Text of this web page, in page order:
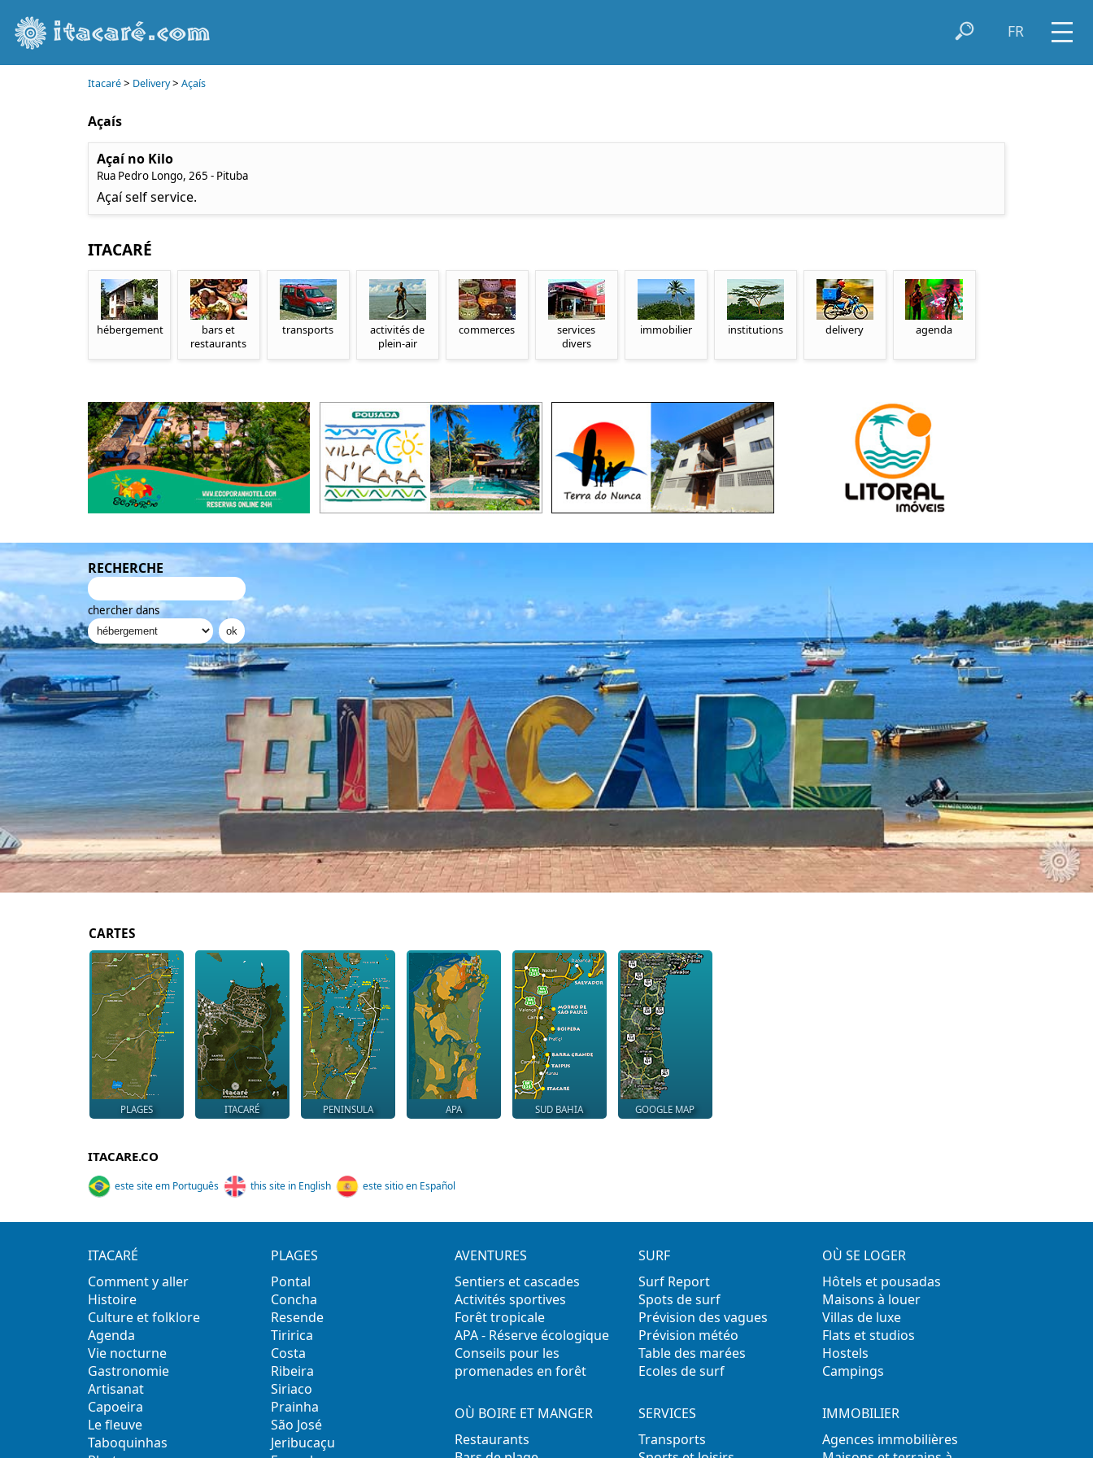
FR
Itacaré> Delivery> Açaís
Açaís
Açaí no Kilo
Rua Pedro Longo, 265 - Pituba
Açaí self service.
ITACARÉ
hébergement
bars et
restaurants
transports
activités de
plein-air
commerces
services
divers
immobilier institutions delivery agenda
RECHERCHE
chercher dans
CARTES
PLAGES ITACARÉ PENINSULA APA SUD BAHIA GOOGLE MAP
ITACARE.CO
este site em Português this site in English este sitio en Español
ITACARÉ
Comment y aller
Histoire
Culture et folklore
Agenda
Vie nocturne
Gastronomie
Artisanat
Capoeira
Le fleuve
Taboquinhas
PLAGES
Pontal
Concha
Resende
Tiririca
Costa
Ribeira
Siriaco
Prainha
São José
Jeribucaçu
AVENTURES
Sentiers et cascades
Activités sportives
Forêt tropicale
APA - Réserve écologique
Conseils pour les
promenades en forêt
SURF
Surf Report
Spots de surf
Prévision des vagues
Prévision météo
Table des marées
Ecoles de surf
OÙ SE LOGER
Hôtels et pousadas
Maisons à louer
Villas de luxe
Flats et studios
Hostels
Campings
OÙ BOIRE ET MANGER
Restaurants
SERVICES
Transports
IMMOBILIER
Agences immobilières